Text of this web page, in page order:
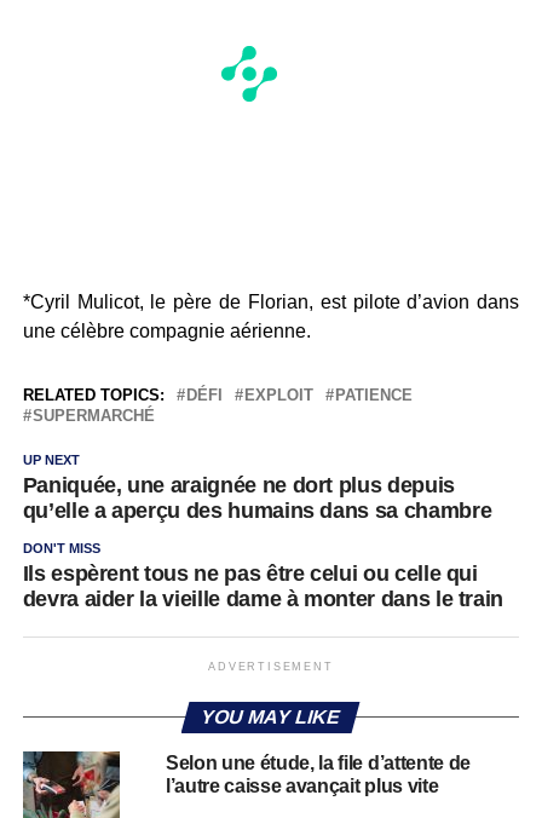
*Cyril Mulicot, le père de Florian, est pilote d’avion dans
une célèbre compagnie aérienne.
RELATED TOPICS: DÉFI EXPLOIT
PATIENCE
SUPERMARCHÉ
UP NEXT
Paniquée, une araignée ne dort plus depuis
qu’elle a aperçu des humains dans sa chambre
DON'T MISS
Ils espèrent tous ne pas être celui ou celle qui
devra aider la vieille dame à monter dans le train
ADVERTISEMENT
YOU MAY LIKE
Selon une étude, la file d’attente de
l’autre caisse avançait plus vite